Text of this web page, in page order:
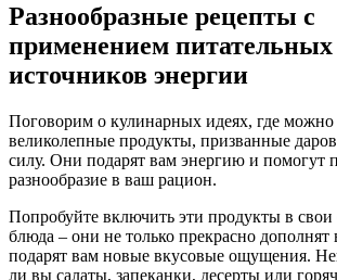
Разнообразные рецепты с
применением
источников энергии
Поговорим о кулинарных идеях, где можно
великолепные продукты, призванные
силу. Они подарят вам энергию и помогут
разнообразие в ваш рацион.
Попробуйте включить эти продукты в
блюда – они не только прекрасно
подарят вам новые вкусовые ощущения.
ли вы салаты, запеканки, десерты или